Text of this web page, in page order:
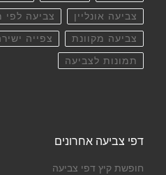
צביעה אונליין צביעה לפי
צביעה מקוונת צפייה
תמונות לצביעה
דפי צביעה אחרונים
חופשת קיץ דפי צביעה